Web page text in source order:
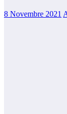
8 Novembre 2021